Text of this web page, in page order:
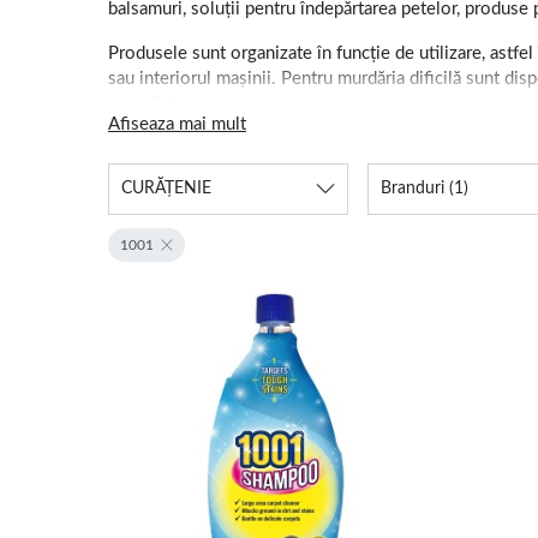
balsamuri, soluții pentru îndepărtarea petelor,
Produsele sunt organizate în funcție de utilizare,
sau interiorul mașinii. Pentru murdăria dificilă sunt
Detergenți, odorizante și
Pentru îngrijirea rufelor sunt disponibile detergenți
produse destinate mașinii de spălat vase, degresanți,
cuprinde branduri cunoscute precum Ariel, Lenor,
Fiecare produs trebuie folosit conform instrucțiunilor
trebuie păstrate într-un loc sigur, ferit de accesul
Afiseaza mai mult
CURĂȚENIE Branduri (1)
1001